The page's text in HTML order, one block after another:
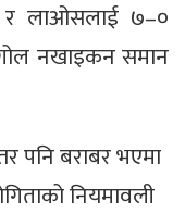
र लाओसलाई ७–०
नखाइकन समान
बराबर भएमा
नियमावली